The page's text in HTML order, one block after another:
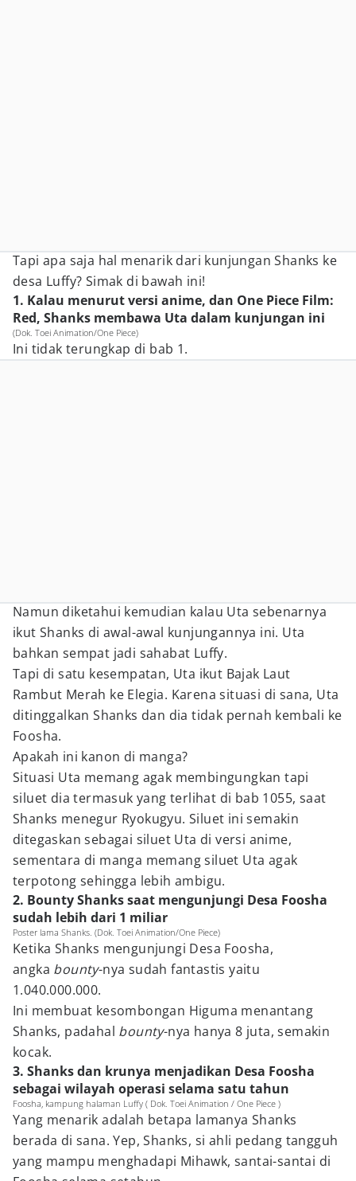
Tapi apa saja hal menarik dari kunjungan Shanks ke
desa Luffy? Simak di bawah ini!
1. Kalau menurut versi anime, dan One Piece Film:
Red, Shanks membawa Uta dalam kunjungan ini
(Dok. Toei Animation/One Piece)
Ini tidak terungkap di bab 1.
Namun diketahui kemudian kalau Uta sebenarnya
ikut Shanks di awal-awal kunjungannya ini. Uta
bahkan sempat jadi sahabat Luffy.
Tapi di satu kesempatan, Uta ikut Bajak Laut
Rambut Merah ke Elegia. Karena situasi di sana, Uta
ditinggalkan Shanks dan dia tidak pernah kembali ke
Foosha.
Apakah ini kanon di manga?
Situasi Uta memang agak membingungkan tapi
siluet dia termasuk yang terlihat di bab 1055, saat
Shanks menegur Ryokugyu. Siluet ini semakin
ditegaskan sebagai siluet Uta di versi anime,
sementara di manga memang siluet Uta agak
terpotong sehingga lebih ambigu.
2. Bounty Shanks saat mengunjungi Desa Foosha
sudah lebih dari 1 miliar
Poster lama Shanks. (Dok. Toei Animation/One Piece)
Ketika Shanks mengunjungi Desa Foosha,
angka bounty-nya sudah fantastis yaitu
1.040.000.000.
Ini membuat kesombongan Higuma menantang
Shanks, padahal bounty-nya hanya 8 juta, semakin
kocak.
3. Shanks dan krunya menjadikan Desa Foosha
sebagai wilayah operasi selama satu tahun
Foosha, kampung halaman Luffy ( Dok. Toei Animation / One Piece )
Yang menarik adalah betapa lamanya Shanks
berada di sana. Yep, Shanks, si ahli pedang tangguh
yang mampu menghadapi Mihawk, santai-santai di